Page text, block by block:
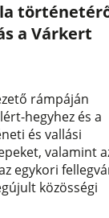
a Várkert
rámpáján
hegyhez és a
és vallási
valamint
egykori
közösségi